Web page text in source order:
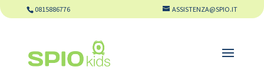
0815886776 ASSISTENZA@SPIO.IT